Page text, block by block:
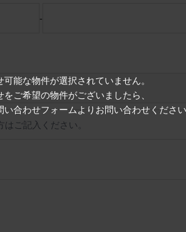
能な物件が選択されていません。
ご希望の物件がございましたら、
い合わせフォームよりお問い合わせくださ
-